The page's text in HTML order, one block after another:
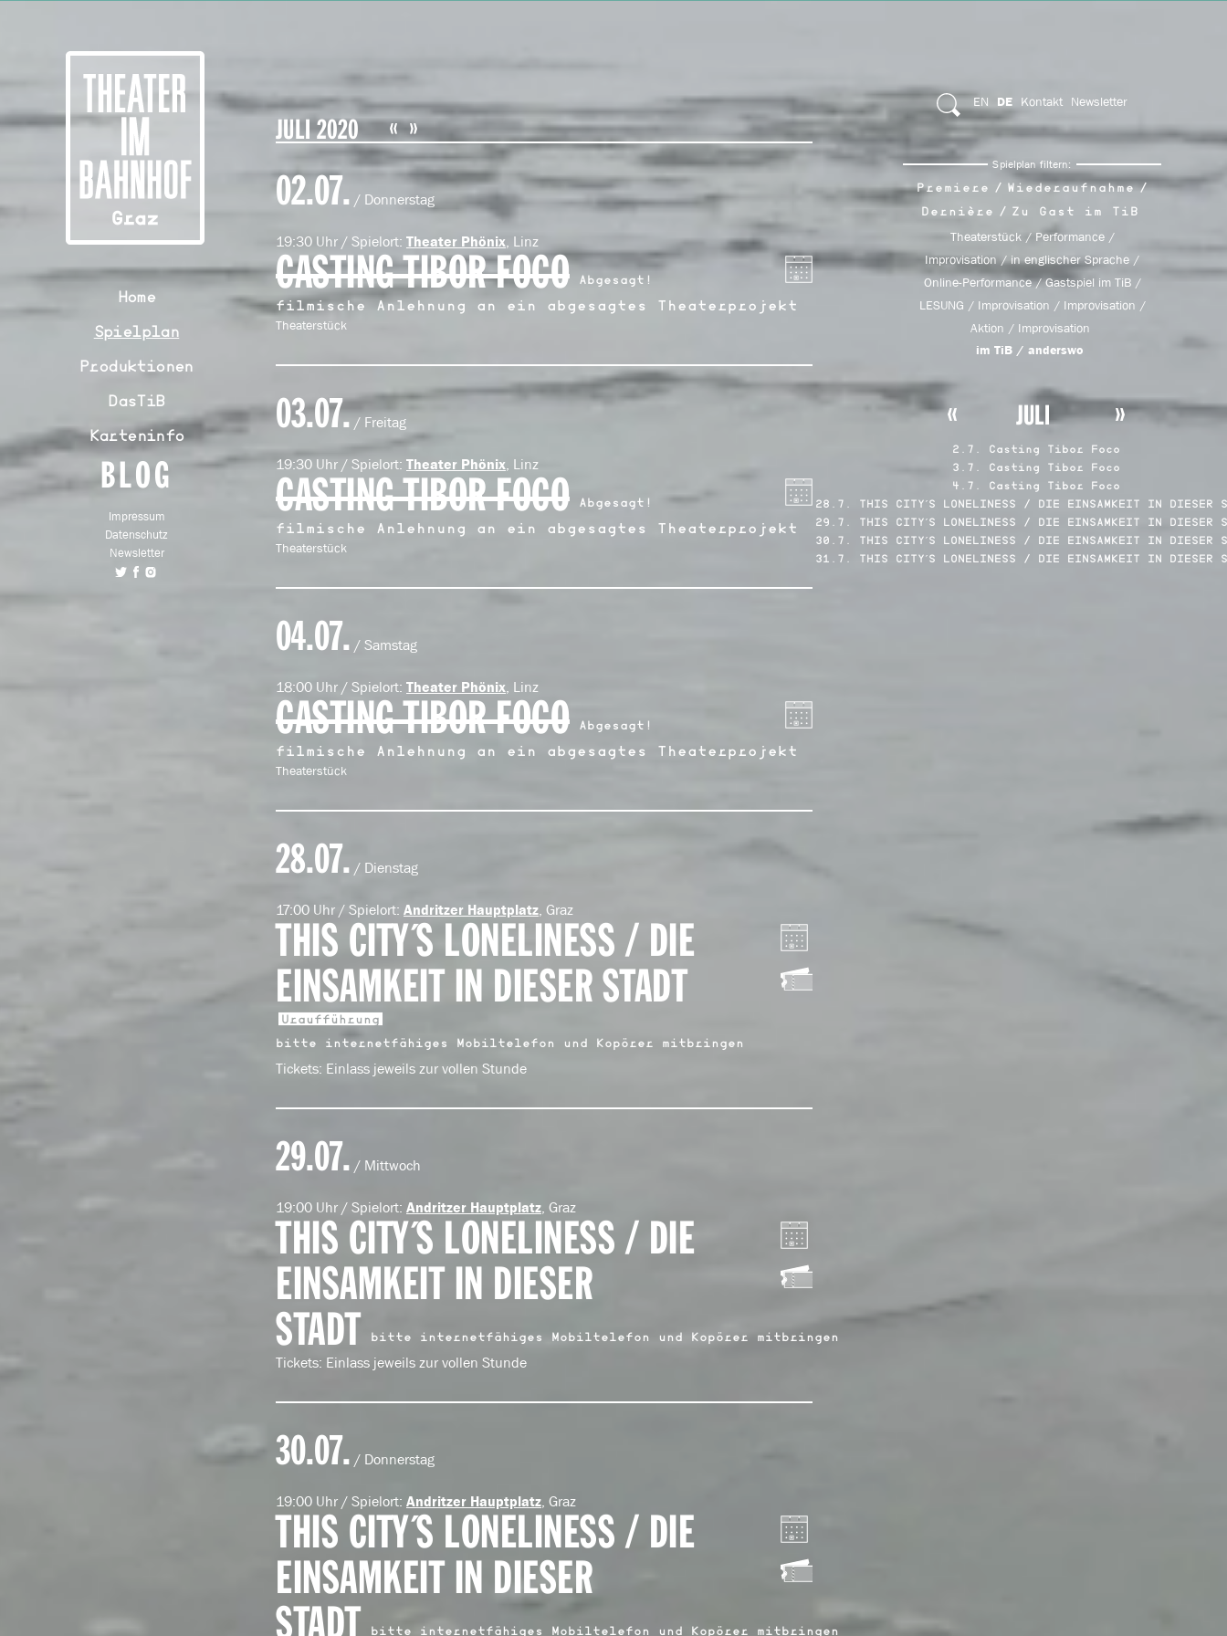
Home
Spielplan
Produktionen
DasTiB
Karteninfo
BLOG
Impressum
Datenschutz
Newsletter
JULI 2020
02.07. / Donnerstag
19:30 Uhr / Spielort: Theater Phönix, Linz
CASTING TIBOR FOCO Abgesagt!
filmische Anlehnung an ein abgesagtes Theaterprojekt
Theaterstück
03.07. / Freitag
19:30 Uhr / Spielort: Theater Phönix, Linz
CASTING TIBOR FOCO Abgesagt!
filmische Anlehnung an ein abgesagtes Theaterprojekt
Theaterstück
04.07. / Samstag
18:00 Uhr / Spielort: Theater Phönix, Linz
CASTING TIBOR FOCO Abgesagt!
filmische Anlehnung an ein abgesagtes Theaterprojekt
Theaterstück
28.07. / Dienstag
17:00 Uhr / Spielort: Andritzer Hauptplatz, Graz
THIS CITY´S LONELINESS / DIE
EINSAMKEIT IN DIESER STADT
Uraufführung
bitte internetfähiges Mobiltelefon und Kopörer mitbringen
Tickets: Einlass jeweils zur vollen Stunde
29.07. / Mittwoch
19:00 Uhr / Spielort: Andritzer Hauptplatz, Graz
THIS CITY´S LONELINESS / DIE
EINSAMKEIT IN DIESER
STADT
bitte internetfähiges Mobiltelefon und Kopörer mitbringen
Tickets: Einlass jeweils zur vollen Stunde
30.07. / Donnerstag
19:00 Uhr / Spielort: Andritzer Hauptplatz, Graz
THIS CITY´S LONELINESS / DIE
EINSAMKEIT IN DIESER
STADT
bitte internetfähiges Mobiltelefon und Kopörer mitbringen
EN DE Kontakt Newsletter
Spielplan filtern:
Premiere
Wiederaufnahme
Dernière
Zu Gast im TiB
Theaterstück
Performance
Improvisation
in englischer Sprache
Online-Performance
Gastspiel im TiB
LESUNG
Improvisation
Improvisation
Aktion
Improvisation
im TiB anderswo
JULI
2.7. Casting Tibor Foco
3.7. Casting Tibor Foco
4.7. Casting Tibor Foco
28.7. THIS CITY´S LONELINESS / DIE EINSAMKEIT IN DIESER
29.7. THIS CITY´S LONELINESS / DIE EINSAMKEIT IN DIESER
30.7. THIS CITY´S LONELINESS / DIE EINSAMKEIT IN DIESER
31.7. THIS CITY´S LONELINESS / DIE EINSAMKEIT IN DIESER